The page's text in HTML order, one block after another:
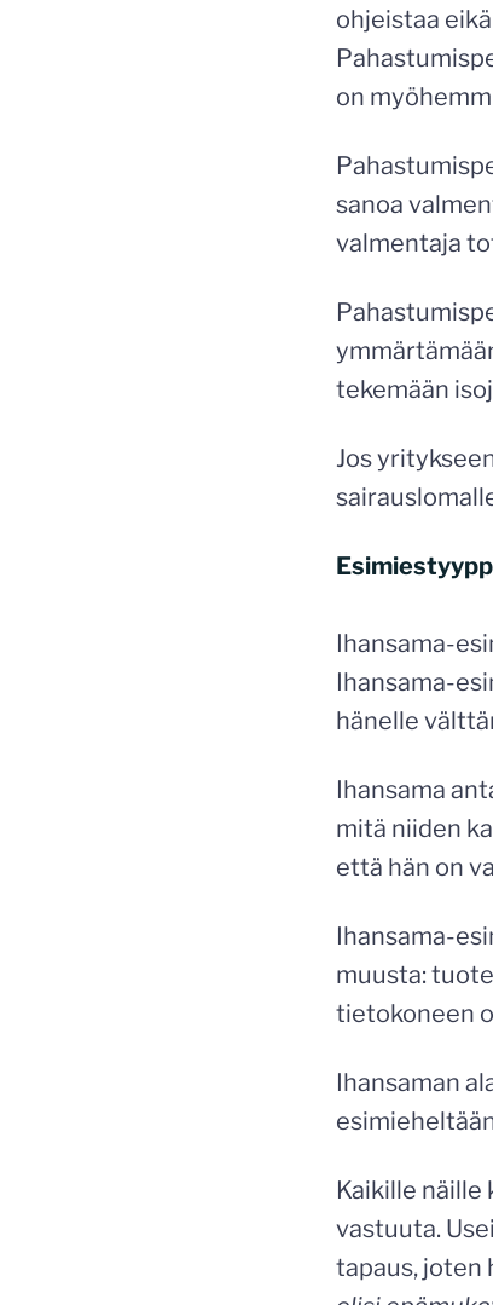
ohjeistaa
on
sanoa
valmentaja
tekemään
Jos
Ihansama-
Ihansama-
hänelle
Ihansama
mitä niiden
että hän on
Ihansama-
muusta:
tietokoneen
Ihansaman
Kaikille
vastuuta.
tapaus, joten